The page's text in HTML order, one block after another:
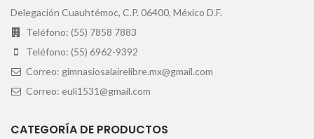
Delegación Cuauhtémoc, C.P. 06400, México D.F.
Teléfono: (55) 7858 7883
Teléfono: (55) 6962-9392
Correo: gimnasiosalairelibre.mx@gmail.com
Correo: euli1531@gmail.com
CATEGORÍA DE PRODUCTOS